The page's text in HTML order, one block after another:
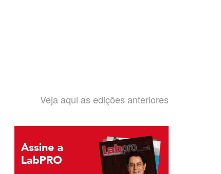
Veja aqui as edições anteriores